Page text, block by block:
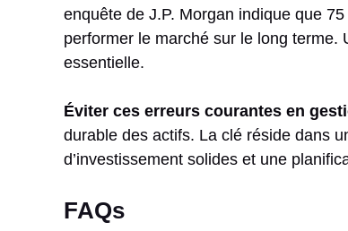
enquête de J.P. Morgan indique que
performer le marché sur le long terme.
essentielle.
Éviter ces erreurs courantes en
durable des actifs. La clé réside dans
d’investissement solides et une
FAQs